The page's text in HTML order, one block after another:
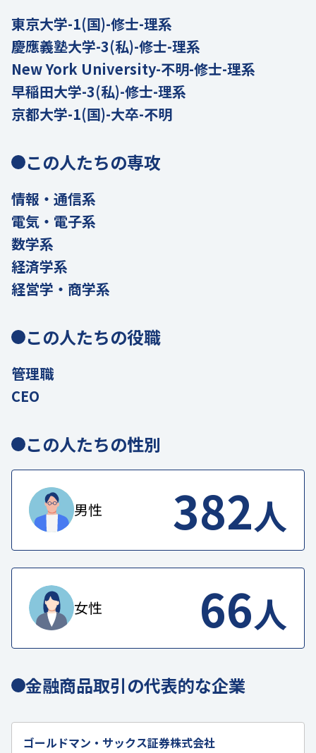
東京大学-1(国)-修士-理系
慶應義塾大学-3(私)-修士-理系
New York University-不明-修士-理系
早稲田大学-3(私)-修士-理系
京都大学-1(国)-大卒-不明
この人たちの専攻
情報・通信系
電気・電子系
数学系
経済学系
経営学・商学系
この人たちの役職
管理職
CEO
この人たちの性別
男性 382人
女性 66人
金融商品取引の代表的な企業
ゴールドマン・サックス証券株式会社